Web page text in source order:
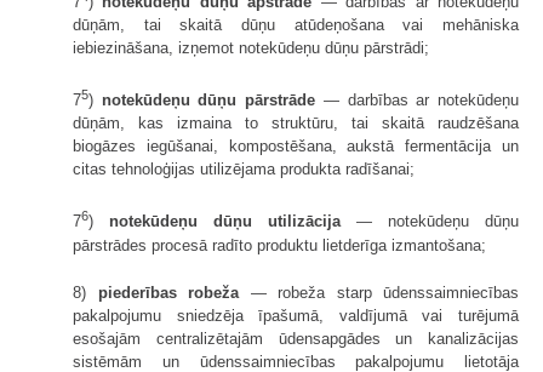
dūņām, tai skaitā dūņu atūdeņošana vai mehāniska
iebiezināšana, izņemot notekūdeņu dūņu pārstrādi;
75) notekūdeņu dūņu pārstrāde — darbības ar notekūdeņu
dūņām, kas izmaina to struktūru, tai skaitā raudzēšana
biogāzes iegūšanai, kompostēšana, aukstā fermentācija un
citas tehnoloģijas utilizējama produkta radīšanai;
76) notekūdeņu dūņu utilizācija— notekūdeņu dūņu
pārstrādes procesā radīto produktu lietderīga izmantošana;
8) piederības robeža — robeža starp ūdenssaimniecības
pakalpojumu sniedzēja īpašumā, valdījumā vai turējumā
esošajām centralizētajām ūdensapgādes un kanalizācijas
sistēmām un ūdenssaimniecības pakalpojumu lietotāja